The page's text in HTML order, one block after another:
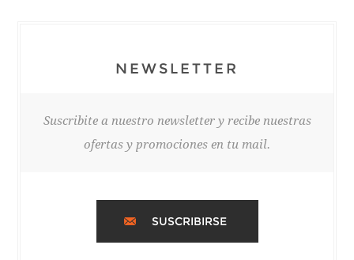
NEWSLETTER
Suscribite a nuestro newsletter y recibe nuestras
ofertas y promociones en tu mail.
SUSCRIBIRSE